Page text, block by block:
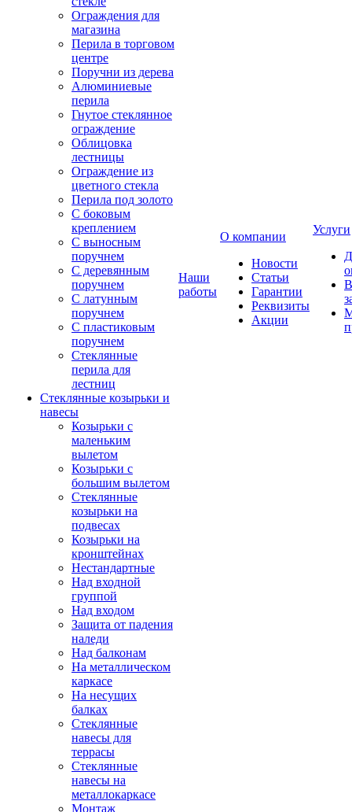
Ограждения для
магазина
Перила в торговом
центре
Поручни из дерева
Алюминиевые
перила
Гнутое стеклянное
ограждение
Облицовка
лестницы
Ограждение из
цветного стекла
Перила под золото
С боковым
креплением
С выносным
поручнем
С деревянным
поручнем
С латунным
поручнем
С пластиковым
поручнем
Стеклянные
перила для
лестниц
Стеклянные козырьки и
навесы
Козырьки с
маленьким
вылетом
Козырьки с
большим вылетом
Стеклянные
козырьки на
подвесах
Козырьки на
кронштейнах
Нестандартные
Над входной
группой
Над входом
Защита от падения
наледи
Над балконам
На металлическом
каркасе
На несущих
балках
Стеклянные
навесы для
террасы
Стеклянные
навесы на
металлокаркасе
Монтаж
Наши
работы
О компании
Новости
Статьи
Гарантии
Реквизиты
Акции
Услуги